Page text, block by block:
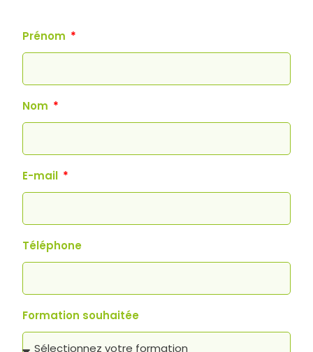
Prénom
Nom
E-mail
Téléphone
Formation souhaitée